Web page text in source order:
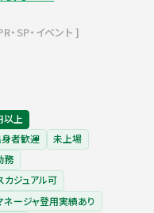
・SP・イベント
以上
者歓迎
未上場
務
カジュアル可
ネージャ登用実績あり